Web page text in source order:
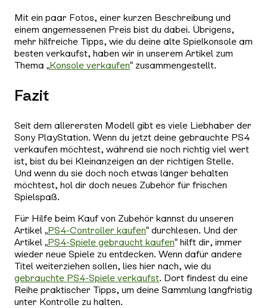
Mit ein paar Fotos, einer kurzen Beschreibung und
einem angemessenen Preis bist du dabei. Übrigens,
mehr hilfreiche Tipps, wie du deine alte Spielkonsole am
besten verkaufst, haben wir in unserem Artikel zum
Thema „Konsole verkaufen“ zusammengestellt.
Fazit
Seit dem allerersten Modell gibt es viele Liebhaber der
Sony PlayStation. Wenn du jetzt deine gebrauchte PS4
verkaufen möchtest, während sie noch richtig viel wert
ist, bist du bei Kleinanzeigen an der richtigen Stelle.
Und wenn du sie doch noch etwas länger behalten
möchtest, hol dir doch neues Zubehör für frischen
Spielspaß.
Für Hilfe beim Kauf von Zubehör kannst du unseren
Artikel „PS4-Controller kaufen“ durchlesen. Und der
Artikel „PS4-Spiele gebraucht kaufen“ hilft dir, immer
wieder neue Spiele zu entdecken. Wenn dafür andere
Titel weiterziehen sollen, lies hier nach, wie du
gebrauchte PS4-Spiele verkaufst. Dort findest du eine
Reihe praktischer Tipps, um deine Sammlung langfristig
unter Kontrolle zu halten.